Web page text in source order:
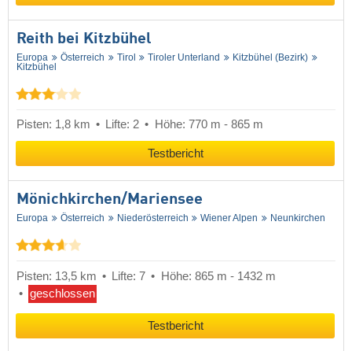
Reith bei Kitzbühel
Europa Österreich Tirol Tiroler Unterland
Kitzbühel (Bezirk)
Kitzbühel
Pisten: 1,8 km Lifte: 2 Höhe: 770 m - 865 m
Testbericht
Mönichkirchen/​Mariensee
Europa Österreich Niederösterreich Wiener Alpen Neunkirchen
Pisten: 13,5 km Lifte: 7
Höhe: 865 m - 1432 m
geschlossen
Testbericht